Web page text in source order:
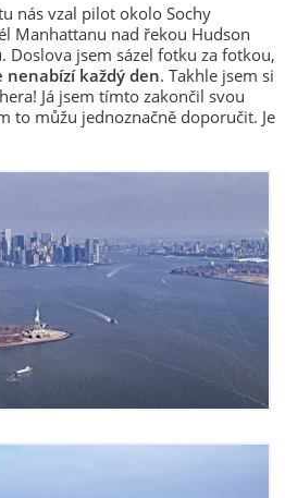
nás vzal pilot okolo Sochy
Manhattanu nad řekou Hudson
Doslova jsem sázel fotku za fotkou,
nenabízí každý den. Takhle jsem si
Já jsem tímto zakončil svou
to můžu jednoznačně doporučit. Je